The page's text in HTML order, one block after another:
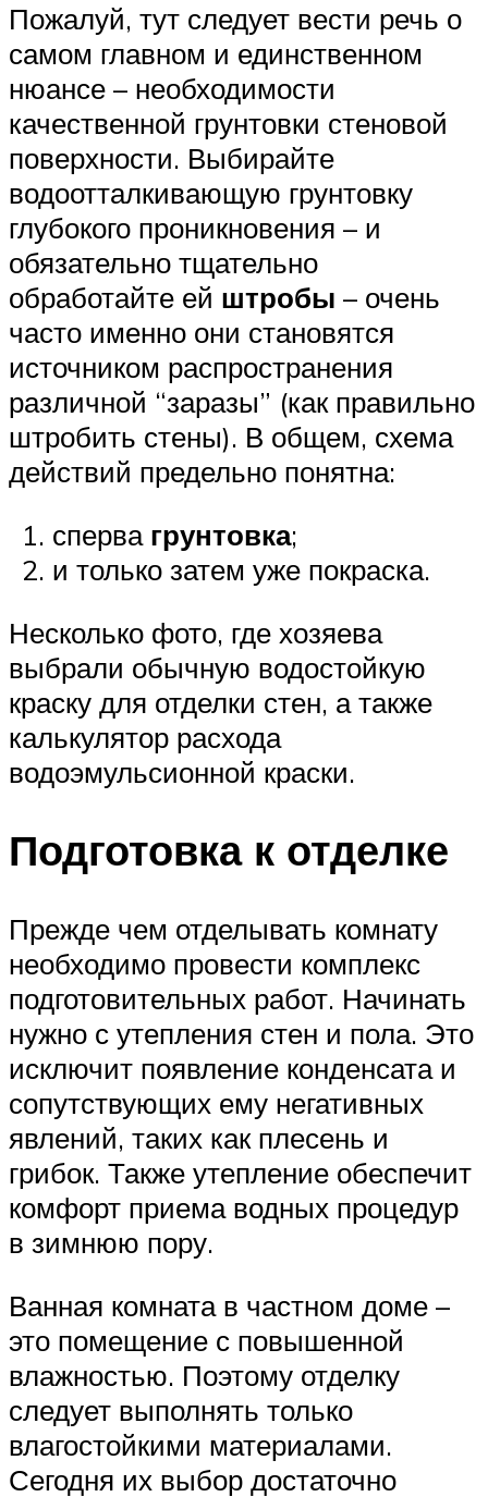
Пожалуй, тут следует вести речь о
самом главном и единственном
нюансе – необходимости
качественной грунтовки стеновой
поверхности. Выбирайте
водоотталкивающую грунтовку
глубокого проникновения – и
обязательно тщательно
обработайте ей штробы – очень
часто именно они становятся
источником распространения
различной “заразы” (как правильно
штробить стены). В общем, схема
действий предельно понятна:
сперва грунтовка;
и только затем уже покраска.
Несколько фото, где хозяева
выбрали обычную водостойкую
краску для отделки стен, а также
калькулятор расхода
водоэмульсионной краски.
Подготовка к отделке
Прежде чем отделывать комнату
необходимо провести комплекс
подготовительных работ. Начинать
нужно с утепления стен и пола. Это
исключит появление конденсата и
сопутствующих ему негативных
явлений, таких как плесень и
грибок. Также утепление обеспечит
комфорт приема водных процедур
в зимнюю пору.
Ванная комната в частном доме –
это помещение с повышенной
влажностью. Поэтому отделку
следует выполнять только
влагостойкими материалами.
Сегодня их выбор достаточно